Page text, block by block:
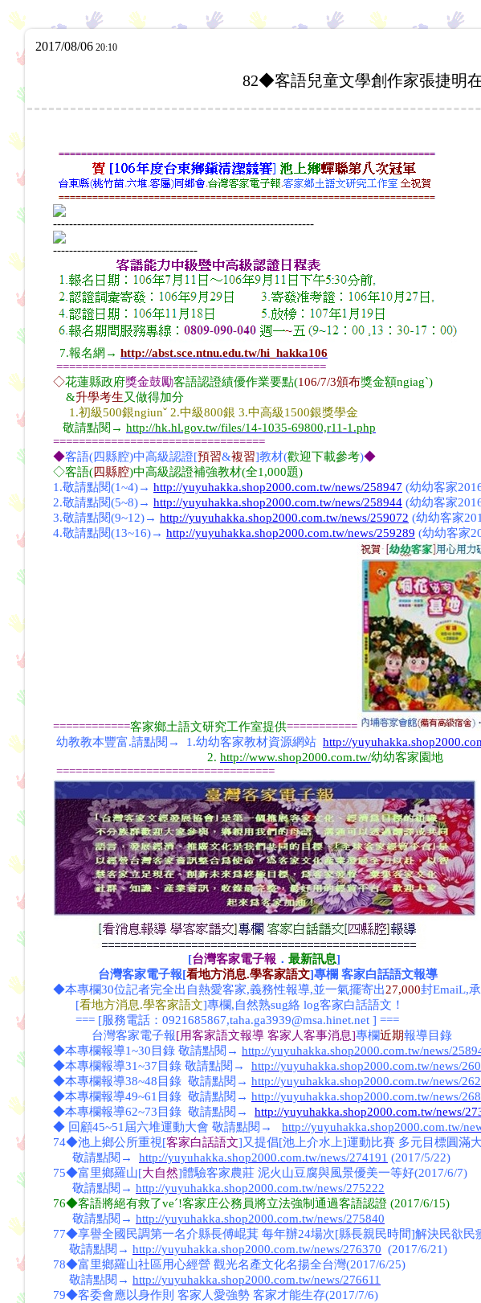
2017/08/0620:10
82◆客語兒童文學創作家張捷明
-----------------------------------------------------------------
------------------------------------
7.報名網→ http://abst.sce.ntnu.edu.tw/hi_hakka106
==========================================
◇花蓮縣政府獎金鼓勵客語認證績優作業要點(106/7/3頒布獎金額ngiagˋ)
&升學考生又做得加分
1.初級500銀ngiunˇ 2.中級800銀 3.中高級1500銀獎學金
敬請點閱→ http://hk.hl.gov.tw/files/14-1035-69800,r11-1.php
=================================
◆客語(四縣腔)中高級認證[預習&複習]教材(歡迎下載參考)◆
◇客語(四縣腔)中高級認證補強教材(全1,000題)
1.敬請點閱(1~4)→ http://yuyuhakka.shop2000.com.tw/news/258947 (幼幼客家
2.敬請點閱(5~8)→ http://yuyuhakka.shop2000.com.tw/news/258944(幼幼客家
3.敬請點閱(9~12)→ http://yuyuhakka.shop2000.com.tw/news/259072 (幼幼客家
4.敬請點閱(13~16)→ http://yuyuhakka.shop2000.com.tw/news/259289 (幼幼客家
============客家鄉土語文研究工作室提供===========
幼教教本豐富.請點閱→ 1.幼幼客家教材資源網站 http://
2. http://www.shop2000.com.tw/幼幼客家園地
==================================
[台灣客家電子報 ． 最新訊息]
台灣客家電子報[看地方消息.學客家語文]專欄 客家白話語文報導
◆本專欄30位記者完全出自熱愛客家,義務性報導,並一氣擺寄出27,000封EmaiL,
[看地方消息.學客家語文]專欄,自然熟sug絡 log客家白話語文！
=== [服務電話：0921685867,taha.ga3939@msa.hinet.net ] ===
台灣客家電子報[用客家語文報導 客家人客事消息]專欄近期報導目錄
◆本專欄報導1~30目錄 敬請點閱→ http://yuyuhakka.shop2000.com.tw/news/
◆本專欄報導31~37目錄 敬請點閱→ http://yuyuhakka.shop2000.com.tw/news/
◆本專欄報導38~48目錄 敬請點閱→ http://yuyuhakka.shop2000.com.tw/news/
◆本專欄報導49~61目錄 敬請點閱→ http://yuyuhakka.shop2000.com.tw/news/
◆本專欄報導62~73目錄 敬請點閱→ http://yuyuhakka.shop2000.com.tw/news/
◆ 回顧45~51屆六堆運動大會 敬請點閱→ http://yuyuhakka.shop2000.com.tw/
74◆池上鄉公所重視[客家白話語文]又提倡[池上介水上]運動比賽 多元目標圓滿
敬請點閱→ http://yuyuhakka.shop2000.com.tw/news/274191 (2017/5/22)
75◆富里鄉羅山[大自然]體驗客家農莊 泥火山豆腐與風景優美一等好(2017/6/7)
敬請點閱→ http://yuyuhakka.shop2000.com.tw/news/275222
76◆客語將絕有救了veˊ!客家庄公務員將立法強制通過客語認證 (2017/6/15)
敬請點閱→ http://yuyuhakka.shop2000.com.tw/news/275840
77◆享譽全國民調第一名介縣長傅崐萁 每年辦24場次[縣長親民時間]解決民欲民
敬請點閱→ http://yuyuhakka.shop2000.com.tw/news/276370 (2017/6/21)
78◆富里鄉羅山社區用心經營 觀光名產文化名揚全台灣(2017/6/25)
敬請點閱→ http://yuyuhakka.shop2000.com.tw/news/276611
79◆客委會應以身作則 客家人愛強勢 客家才能生存(2017/7/6)